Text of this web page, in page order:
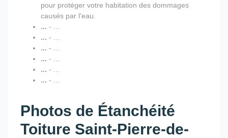
pour protéger votre habitation des dommages
causés par l'eau.
... - ...
... - ...
... - ...
... - ...
... - ...
... - ...
Photos de Étanchéité
Toiture Saint-Pierre-de-